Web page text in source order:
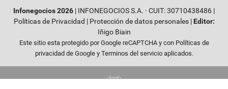
Infonegocios 2026 | INFONEGOCIOS S.A. · CUIT: 30710438486 |
Políticas de Privacidad | Protección de datos personales| Editor:
Iñigo Biain
Este sitio esta protegido por Google reCAPTCHA y con Políticas de
privacidad de Googley Terminos del servicioaplicados.